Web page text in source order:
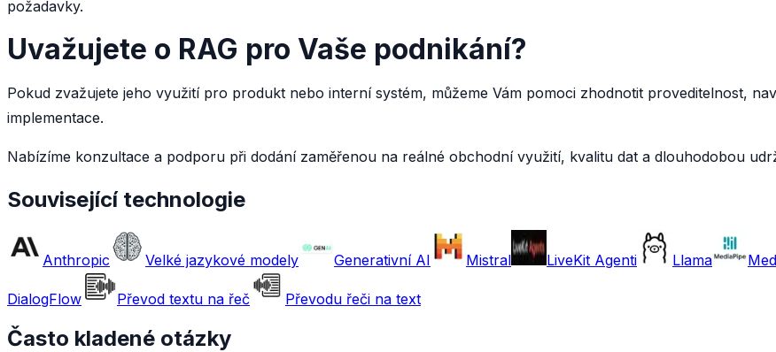
požadavky.
Uvažujete o RAG pro Vaše podnikání?
Pokud zvažujete jeho využití pro produkt nebo interní systém, můžeme Vám pomoci zhodnotit proveditelnost,
implementace.
Nabízíme konzultace a podporu při dodání zaměřenou na reálné obchodní využití, kvalitu dat a dlouhodobou
Související technologie
Anthropic Velké jazykové modely Generativní AI Mistral LiveKit Agenti Llama
DialogFlow Převod textu na řeč Převodu řeči na text
Často kladené otázky